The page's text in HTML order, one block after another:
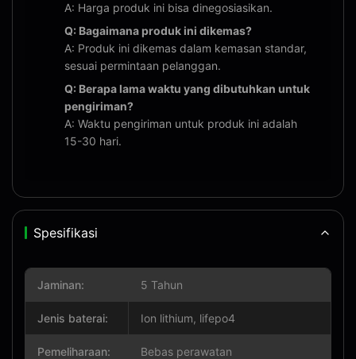
A: Harga produk ini bisa dinegosiasikan.
Q: Bagaimana produk ini dikemas?
A: Produk ini dikemas dalam kemasan standar,
sesuai permintaan pelanggan.
Q: Berapa lama waktu yang dibutuhkan untuk
pengiriman?
A: Waktu pengiriman untuk produk ini adalah
15-30 hari.
Spesifikasi
Jaminan: 5 Tahun
Jenis baterai: Ion lithium, lifepo4
Pemeliharaan: Bebas perawatan